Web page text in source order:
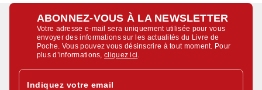
ABONNEZ-VOUS À LA NEWSLETTER
Votre adresse e-mail sera uniquement utilisée pour vous
envoyer des informations sur les actualités du Livre de
Poche. Vous pouvez vous désinscrire à tout moment. Pour
plus d’informations,cliquez ici
Indiquez votre email